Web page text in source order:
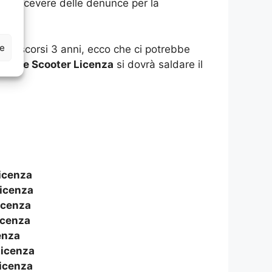
ricevere delle denunce per la
trascorsi 3 anni, ecco che ci potrebbe
Scooter Licenza si dovrà saldare il